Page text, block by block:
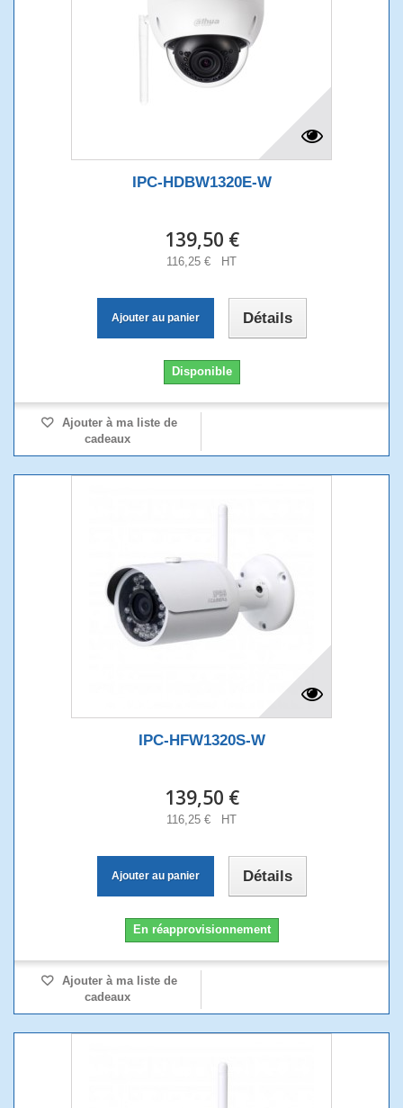
IPC-HDBW1320E-W
139,50 €
116,25 € HT
Ajouter au panier Détails
Disponible
Ajouter à ma liste de
cadeaux
IPC-HFW1320S-W
139,50 €
116,25 € HT
Ajouter au panier Détails
En réapprovisionnement
Ajouter à ma liste de
cadeaux